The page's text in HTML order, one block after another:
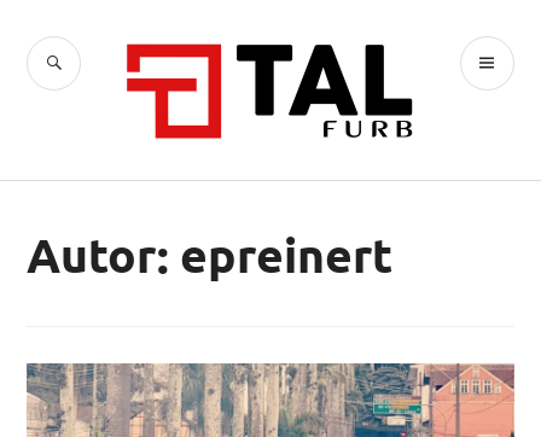
para
conteúdo
TAL
BUSCA
Autor: epreinert